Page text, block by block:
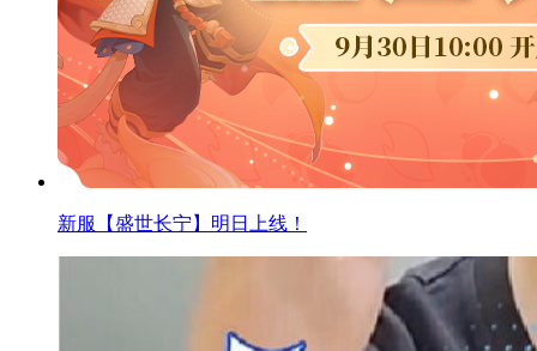
新服【盛世长宁】明日上线！